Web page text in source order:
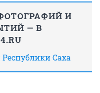
И
— В
Республики Саха